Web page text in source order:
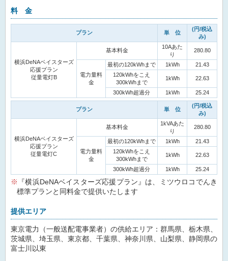
料 金
プラン 単 位
(円/税込
み)
横浜DeNAベイスターズ
応援プラン
従量電灯B
基本料金
10Aあた
り
280.80
電力量料
金
最初の120kWhまで 1kWh
21.43
120kWhをこえ
300kWhまで
1kWh 22.63
300kWh超過分 1kWh 25.24
プラン 単 位
(円/税込
み)
横浜DeNAベイスターズ
応援プラン
従量電灯C
基本料金
1kVAあた
り
280.80
電力量料
金
最初の120kWhまで 1kWh
21.43
120kWhをこえ
300kWhまで
1kWh 22.63
300kWh超過分 1kWh 25.24
『横浜DeNAベイスターズ応援プラン』は、ミツウロコでんき
標準プランと同料金で提供いたします
提供エリア
東京電力（一般送配電事業者）の供給エリア：群馬県、栃木県、
茨城県、埼玉県、東京都、千葉県、神奈川県、山梨県、静岡県の
富士川以東